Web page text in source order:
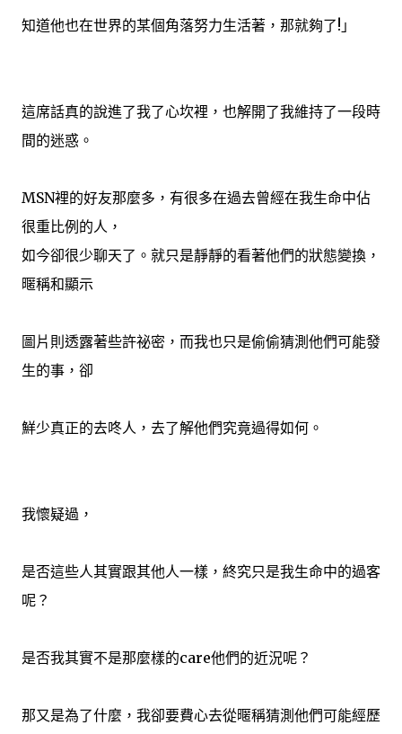
知道他也在世界的某個角落努力生活著，那就夠了!」
這席話真的說進了我了心坎裡，也解開了我維持了一段時
間的迷惑。
MSN裡的好友那麼多，有很多在過去曾經在我生命中佔
很重比例的人，
如今卻很少聊天了。就只是靜靜的看著他們的狀態變換，
暱稱和顯示
圖片則透露著些許祕密，而我也只是偷偷猜測他們可能發
生的事，卻
鮮少真正的去咚人，去了解他們究竟過得如何。
我懷疑過，
是否這些人其實跟其他人一樣，終究只是我生命中的過客
呢？
是否我其實不是那麼樣的care他們的近況呢？
那又是為了什麼，我卻要費心去從暱稱猜測他們可能經歷